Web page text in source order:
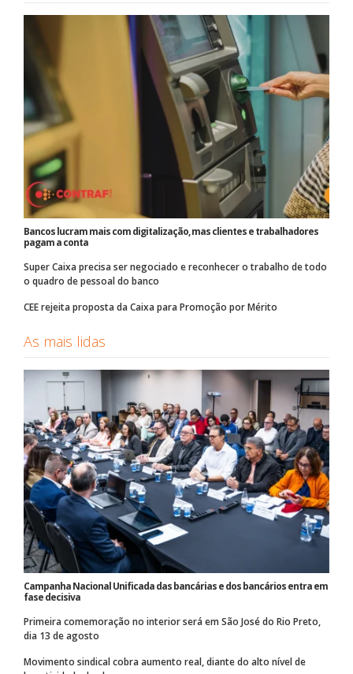
Bancos lucram mais com digitalização, mas clientes e trabalhadores
pagam a conta
Super Caixa precisa ser negociado e reconhecer o trabalho de todo
o quadro de pessoal do banco
CEE rejeita proposta da Caixa para Promoção por Mérito
As mais lidas
Campanha Nacional Unificada das bancárias e dos bancários entra em
fase decisiva
Primeira comemoração no interior será em São José do Rio Preto,
dia 13 de agosto
Movimento sindical cobra aumento real, diante do alto nível de